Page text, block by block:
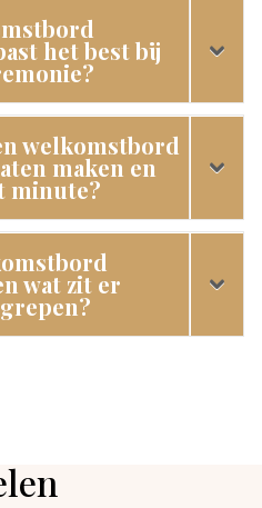
het best bij
welkomstbord
maken en
minute?
wat zit er